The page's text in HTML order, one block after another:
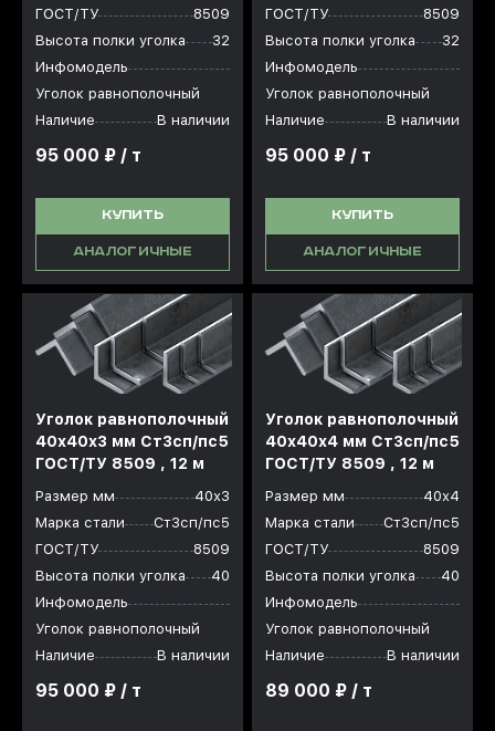
ГОСТ/ТУ
8509
Высота полки уголка
32
Инфомодель
Уголок равнополочный
Наличие
В наличии
95 000 ₽ / т
КУПИТЬ
АНАЛОГИЧНЫЕ
ГОСТ/ТУ
8509
Высота полки уголка
32
Инфомодель
Уголок равнополочный
Наличие
В наличии
95 000 ₽ / т
КУПИТЬ
АНАЛОГИЧНЫЕ
Уголок равнополочный
40x40x3 мм Ст3сп/пс5
ГОСТ/ТУ 8509 , 12 м
Размер мм
40х3
Марка стали
Ст3сп/пс5
ГОСТ/ТУ
8509
Высота полки уголка
40
Инфомодель
Уголок равнополочный
Наличие
В наличии
95 000 ₽ / т
Уголок равнополочный
40x40x4 мм Ст3сп/пс5
ГОСТ/ТУ 8509 , 12 м
Размер мм
40х4
Марка стали
Ст3сп/пс5
ГОСТ/ТУ
8509
Высота полки уголка
40
Инфомодель
Уголок равнополочный
Наличие
В наличии
89 000 ₽ / т